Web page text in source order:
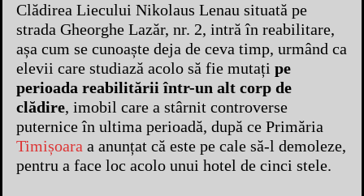
Clădirea Liecului Nikolaus Lenau situată pe
strada Gheorghe Lazăr, nr. 2, intră în reabilitare,
așa cum se cunoaște deja de ceva timp, urmând ca
elevii care studiază acolo să fie mutați pe
perioada reabilitării într-un alt corp de
clădire, imobil care a stârnit controverse
puternice în ultima perioadă, după ce Primăria
Timișoara a anunțat că este pe cale să-l demoleze,
pentru a face loc acolo unui hotel de cinci stele.